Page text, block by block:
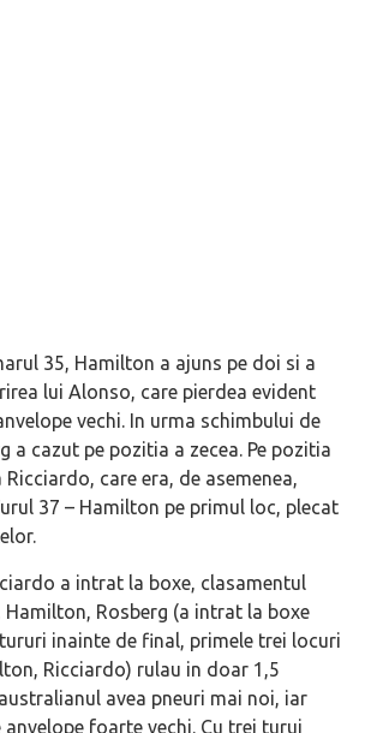
35, Hamilton a ajuns pe doi si a
lui Alonso, care pierdea evident
vechi. In urma schimbului de
a cazut pe pozitia a zecea. Pe pozitia
care era, de asemenea,
37 – Hamilton pe primul loc, plecat
a intrat la boxe, clasamentul
Rosberg (a intrat la boxe
inainte de final, primele trei locuri
Ricciardo) rulau in doar 1,5
avea pneuri mai noi, iar
foarte vechi. Cu trei turui